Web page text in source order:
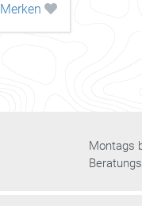
Merken
Montags